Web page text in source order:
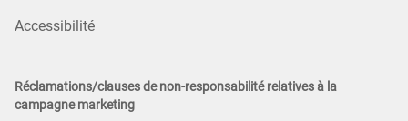
Accessibilité
Réclamations/clauses de non-responsabilité relatives à la
campagne marketing